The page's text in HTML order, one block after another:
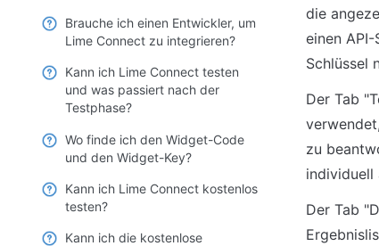
Brauche ich einen Entwickler, um
Lime Connect zu integrieren?
Kann ich Lime Connect testen
und was passiert nach der
Testphase?
Wo finde ich den Widget-Code
und den Widget-Key?
Kann ich Lime Connect kostenlos
testen?
Kann ich die kostenlose
die
einen
Schlüssel
Der Tab
zu
individuell
Der Tab